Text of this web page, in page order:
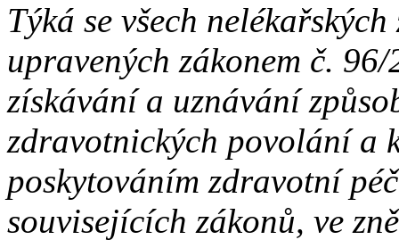
Týká se všech
upravených zákonem č.
získávání a uznávání
zdravotnických povolání a
poskytováním zdravotní
souvisejících zákonů, ve